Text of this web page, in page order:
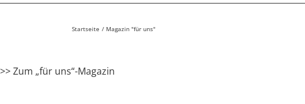
Startseite Magazin "für uns"
>> Zum „für uns“-Magazin